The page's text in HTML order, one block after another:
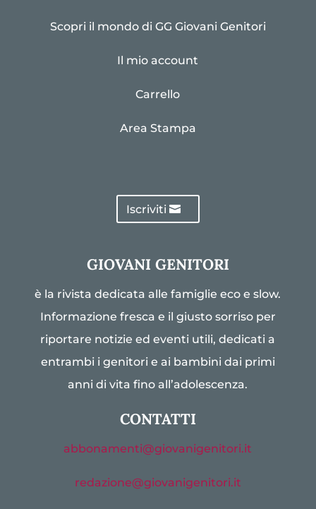
Scopri il mondo di GG Giovani Genitori
Il mio account
Carrello
Area Stampa
Iscriviti
GIOVANI GENITORI
è la rivista dedicata alle famiglie eco e slow.
Informazione fresca e il giusto sorriso per
riportare notizie ed eventi utili, dedicati a
entrambi i genitori e ai bambini dai primi
anni di vita fino all’adolescenza.
CONTATTI
abbonamenti@giovanigenitori.it
redazione@giovanigenitori.it